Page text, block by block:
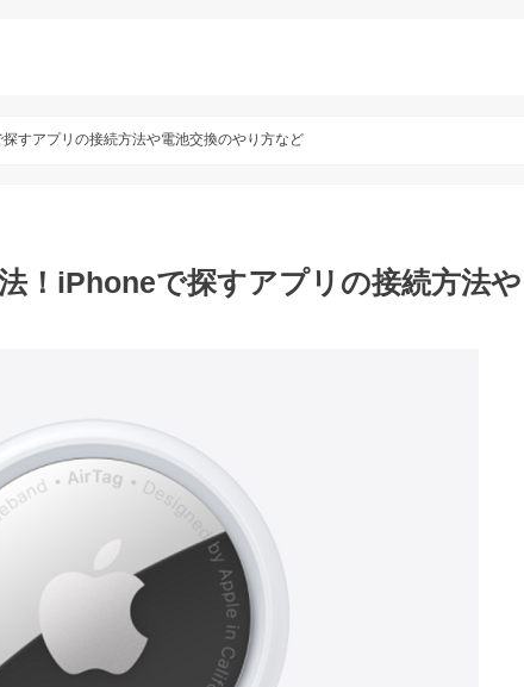
すアプリの接続方法や電池交換のやり方など
！iPhoneで探すアプリの接続方法や